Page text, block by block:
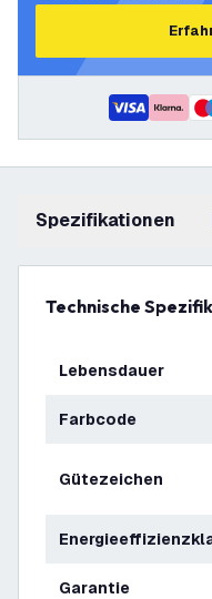
Spezifikationen
Technische
Lebensdauer
Farbcode
Gütezeichen
Garantie